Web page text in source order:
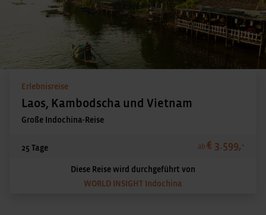
Erlebnisreise
Laos, Kambodscha und Vietnam
Große Indochina-Reise
25 Tage ab € 3.599,-
Diese Reise wird durchgeführt von
WORLD INSIGHT Indochina